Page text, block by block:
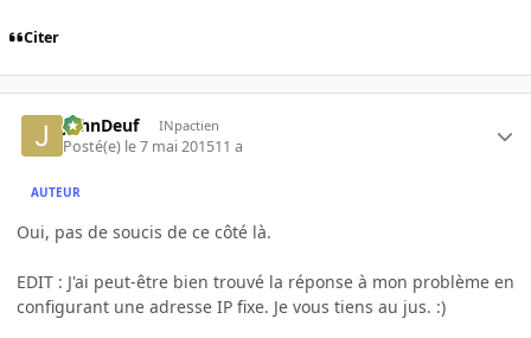
Citer
JohnDeuf INpactien
Posté(e) le 7 mai 201511 a
AUTEUR
Oui, pas de soucis de ce côté là.
EDIT : J'ai peut-être bien trouvé la réponse à mon problème en
configurant une adresse IP fixe. Je vous tiens au jus. :)